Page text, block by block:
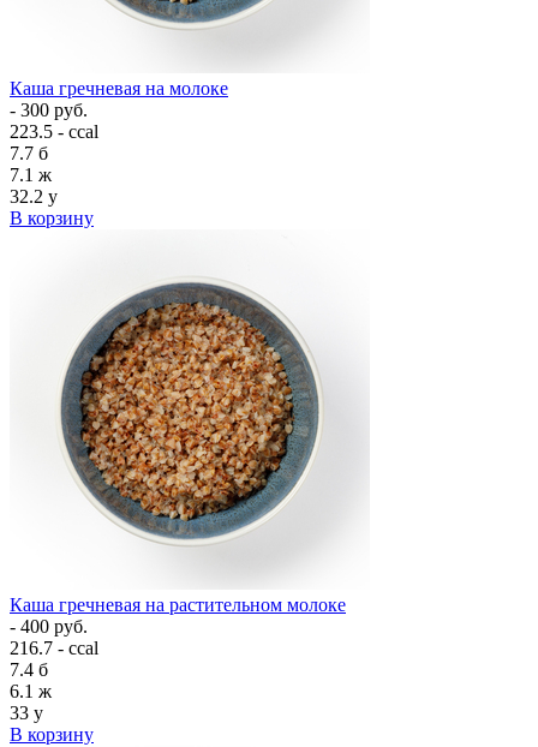
Каша гречневая на молоке
- 300 руб.
223.5 - ccal
7.7 б
7.1 ж
32.2 у
В корзину
Каша гречневая на растительном молоке
- 400 руб.
216.7 - ccal
7.4 б
6.1 ж
33 у
В корзину